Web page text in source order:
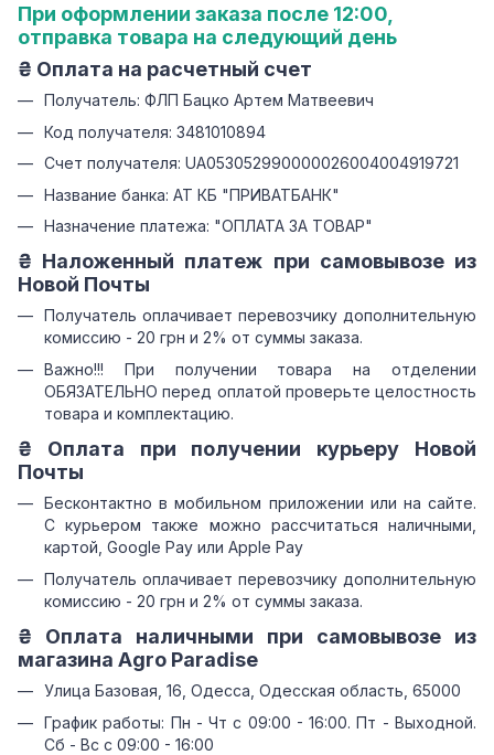
При оформлении заказа после 12:00,
отправка товара на следующий день
₴ Оплата на расчетный счет
Получатель: ФЛП Бацко Артем Матвеевич
Код получателя: 3481010894
Счет получателя: UA053052990000026004004919721
Название банка: АТ КБ "ПРИВАТБАНК"
Назначение платежа: "ОПЛАТА ЗА ТОВАР"
₴ Наложенный платеж при самовывозе из
Новой Почты
Получатель оплачивает перевозчику дополнительную
комиссию - 20 грн и 2% от суммы заказа.
Важно!!! При получении товара на отделении
ОБЯЗАТЕЛЬНО перед оплатой проверьте целостность
товара и комплектацию.
₴ Оплата при получении курьеру Новой
Почты
Бесконтактно в мобильном приложении или на сайте.
С курьером также можно рассчитаться наличными,
картой, Google Pay или Apple Pay
Получатель оплачивает перевозчику дополнительную
комиссию - 20 грн и 2% от суммы заказа.
₴ Оплата наличными при самовывозе из
магазина Agro Paradise
Улица Базовая, 16, Одесса, Одесская область, 65000
График работы: Пн - Чт с 09:00 - 16:00. Пт - Выходной.
Сб - Вс с 09:00 - 16:00